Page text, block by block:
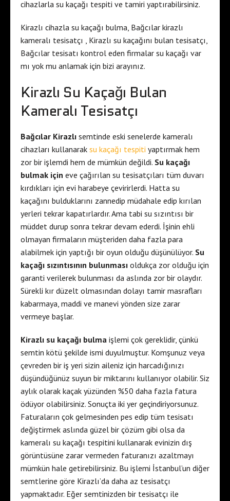
cihazlarla su kaçağı tespiti ve tamiri yaptırabilirsiniz.
Kirazlı cihazla su kaçağı bulma, Bağcılar kirazlı
kameralı tesisatçı , Kirazlı su kaçağını bulan tesisatçı,
Bağcılar tesisatı kontrol eden firmalar su kaçağı var
mı yok mu anlamak için bizi arayınız.
Kirazlı Su Kaçağı Bulan
Kameralı Tesisatçı
Bağcılar Kirazlı semtinde eski senelerde kameralı
cihazları kullanarak su kaçağı tespiti yaptırmak hem
zor bir işlemdi hem de mümkün değildi. Su kaçağı
bulmak için eve çağırılan su tesisatçıları tüm duvarı
kırdıkları için evi harabeye çevirirlerdi. Hatta su
kaçağını bulduklarını zannedip müdahale edip kırılan
yerleri tekrar kapatırlardır. Ama tabi su sızıntısı bir
müddet durup sonra tekrar devam ederdi. İşinin ehli
olmayan firmaların müşteriden daha fazla para
alabilmek için yaptığı bir oyun olduğu düşünülüyor. Su
kaçağı sızıntısının bulunması oldukça zor olduğu için
garanti verilerek bulunması da aslında zor bir olaydır.
Sürekli kır düzelt olmasından dolayı tamir masrafları
kabarmaya, maddi ve manevi yönden size zarar
vermeye başlar.
Kirazlı su kaçağı bulma işlemi çok gereklidir, çünkü
semtin kötü şekilde ismi duyulmuştur. Komşunuz veya
çevreden bir iş yeri sizin aileniz için harcadığınızı
düşündüğünüz suyun bir miktarını kullanıyor olabilir. Siz
aylık olarak kaçak yüzünden %50 daha fazla fatura
ödüyor olabilirsiniz. Sonuçta iki yer geçindiriyorsunuz.
Faturaların çok gelmesinden pes edip tüm tesisatı
değiştirmek aslında güzel bir çözüm gibi olsa da
kameralı su kaçağı tespitini kullanarak evinizin dış
görüntüsüne zarar vermeden faturanızı azaltmayı
mümkün hale getirebilirsiniz. Bu işlemi İstanbul’un diğer
semtlerine göre Kirazlı’da daha az tesisatçı
yapmaktadır. Eğer semtinizden bir tesisatçı ile